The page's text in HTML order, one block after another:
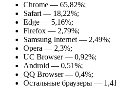
Chrome — 65,82%;
Safari — 18,22%;
Edge — 5,16%;
Firefox — 2,79%;
Samsung Internet — 2,49%;
Opera — 2,3%;
UC Browser — 0,92%;
Android — 0,51%;
QQ Browser — 0,4%;
Остальные браузеры —